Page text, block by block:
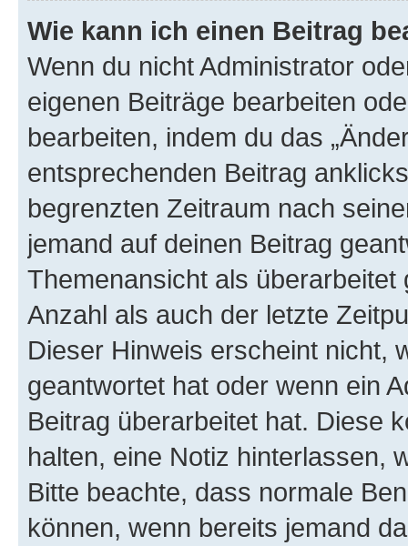
Wie kann ich einen Beitrag
Wenn du nicht Administrator
eigenen Beiträge bearbeiten
bearbeiten, indem du das
entsprechenden Beitrag
begrenzten Zeitraum nach
jemand auf deinen Beitrag
Themenansicht als
Anzahl als auch der letzte
Dieser Hinweis erscheint nicht,
geantwortet hat oder wenn ein
Beitrag überarbeitet hat. Diese
halten, eine Notiz hinterlassen,
Bitte beachte, dass normale
können, wenn bereits jemand